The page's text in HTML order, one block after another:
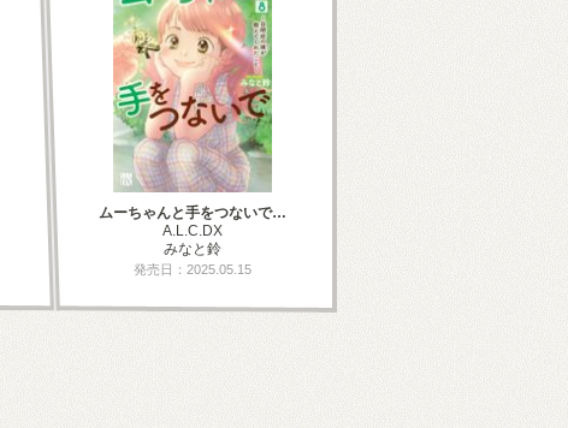
ムーちゃんと手をつないで…
A.L.C.DX
みなと鈴
発売日：2025.05.15